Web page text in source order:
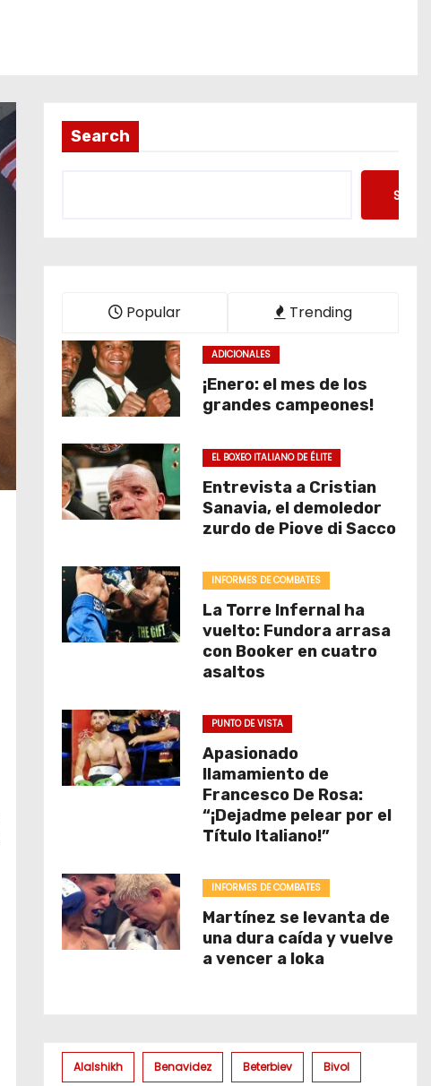
Search
Popular Trending
ADICIONALES
¡Enero: el mes de los
grandes campeones!
EL BOXEO ITALIANO DE ÉLITE
Entrevista a Cristian
Sanavia, el demoledor
zurdo de Piove di Sacco
INFORMES DE COMBATES
La Torre Infernal ha
vuelto: Fundora arrasa
con Booker en cuatro
asaltos
PUNTO DE VISTA
Apasionado
llamamiento de
Francesco De Rosa:
“¡Dejadme pelear por el
Título Italiano!”
INFORMES DE COMBATES
Martínez se levanta de
una dura caída y vuelve
a vencer a Ioka
Alalshikh Benavidez Beterbiev Bivol